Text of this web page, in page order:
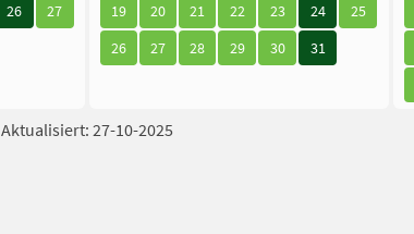
26
27
19
20 21 22 23 24
25
26
27 28 29 30 31
Aktualisiert: 27-10-2025